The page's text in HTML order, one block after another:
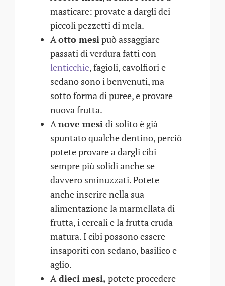
masticare: provate a dargli dei
piccoli pezzetti di mela.
Aotto mesipuò assaggiare
passati di verdura fatti con
lenticchie, fagioli, cavolfiori e
sedano sono i benvenuti, ma
sotto forma di puree, e provare
nuova frutta.
Anove mesi di solito è già
spuntato qualche dentino, perciò
potete provare a dargli cibi
sempre più solidi anche se
davvero sminuzzati. Potete
anche inserire nella sua
alimentazione la marmellata di
frutta, i cereali e la frutta cruda
matura. I cibi possono essere
insaporiti con sedano, basilico e
aglio.
Adieci mesi, potete procedere